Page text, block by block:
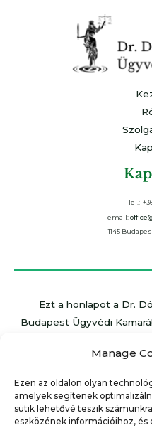
Manage
Ezen az oldalon olyan
amelyek segítenek
sütik lehetővé teszik
eszközének információihoz, és
Tel.:
email:
1145
Ezt a honlapot a Dr.
Budapest Ügyvédi
jogszabályok és belső